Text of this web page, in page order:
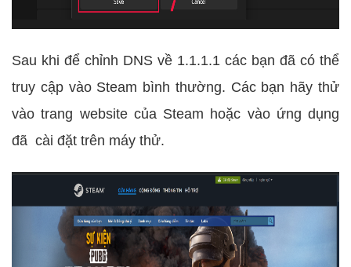
Sau khi để chỉnh DNS về 1.1.1.1 các bạn đã có thể
truy cập vào Steam bình thường. Các bạn hãy thử
vào trang website của Steam hoặc vào ứng dụng
đã cài đặt trên máy thử.